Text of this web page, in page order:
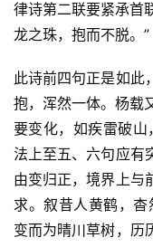
律诗第二联要紧承首
龙之珠，抱而不脱。”
此诗前四句正是如此
抱，浑然一体。杨载
要变化，如疾雷破山
法上至五、六句应有
由变归正，境界上与
求。叙昔人黄鹤，
变而为晴川草树，历